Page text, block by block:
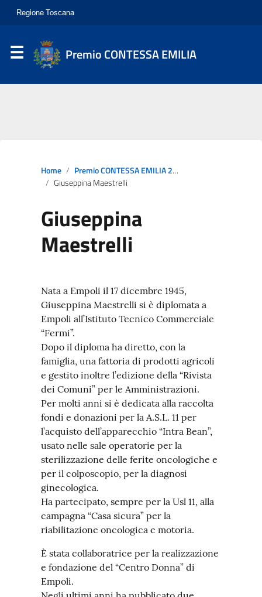
Premio CONTESSA EMILIA
Home
Premio CONTESSA EMILIA 2024
Giuseppina Maestrelli
Giuseppina
Maestrelli
Nata a Empoli il 17 dicembre 1945,
Giuseppina Maestrelli si è diplomata a
Empoli all’Istituto Tecnico Commerciale
“Fermi”.
Dopo il diploma ha diretto, con la
famiglia, una fattoria di prodotti agricoli
e gestito inoltre l’edizione della “Rivista
dei Comuni” per le Amministrazioni.
Per molti anni si è dedicata alla raccolta
fondi e donazioni per la A.S.L. 11 per
l’acquisto dell’apparecchio “Intra Bean”,
usato nelle sale operatorie per la
sterilizzazione delle ferite oncologiche e
per il colposcopio, per la diagnosi
ginecologica.
Ha partecipato, sempre per la Usl 11, alla
campagna “Casa sicura” per la
riabilitazione oncologica e motoria.
È stata collaboratrice per la realizzazione
e fondazione del “Centro Donna” di
Empoli.